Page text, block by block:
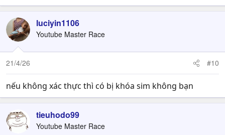
luciyin1106
Youtube Master Race
21/4/26 #10
nếu không xác thực thì có bị khóa sim không bạn
tieuhodo99
Youtube Master Race